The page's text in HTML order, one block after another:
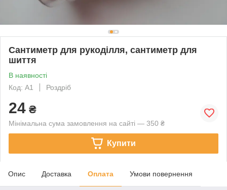
Сантиметр для рукоділля, сантиметр для
шиття
В наявності
Код: А1
Роздріб
24 ₴
Мінімальна сума замовлення на сайті — 350 ₴
Купити
Опис Доставка Оплата Умови повернення